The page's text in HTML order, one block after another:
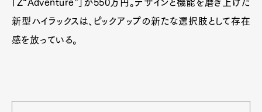
「Z“Adventure”」が550万円。デザインと機能を磨き上げた
新型ハイラックスは、ピックアップの新たな選択肢として存在
感を放っている。